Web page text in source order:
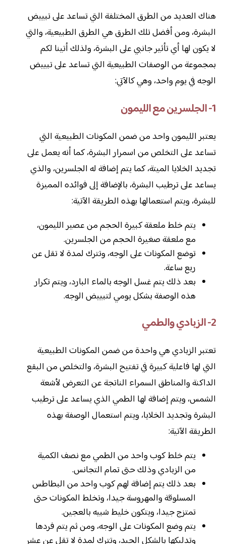
هناك العديد من الطرق المختلفة التي تساعد على تبييض
البشرة، ومن أفضل تلك الطرق هي الطرق الطبيعية، والتي
لا يكون لها أي تأثير جانبي على البشرة، ولذلك أتينا لكم
بمجموعة من الوصفات الطبيعية التي تساعد على تبييض
الوجه في يوم واحد، وهي كالآتي:
1- الجلسرين مع الليمون
يعتبر الليمون واحد من ضمن المكونات الطبيعية التي
تساعد على التخلص من اسمرار البشرة، كما أنه يعمل على
تجديد الخلايا الميتة، كما يتم إضافة له الجلسرين، والذي
يساعد على ترطيب البشرة، بالإضافة إلى فوائده المميزة
للبشرة، ويتم استعمالها بهذه الطريقة الآتية:
يتم خلط ملعقة كبيرة الحجم من عصير الليمون،
مع ملعقة صغيرة الحجم من الجلسرين.
توضع المكونات على الوجه، وتترك لمدة لا تقل عن
ربع ساعة.
بعد ذلك يتم غسل الوجه بالماء البارد، ويتم تكرار
هذه الوصفة بشكل يومي لتبييض الوجه.
2- الزبادي والطمي
تعتبر الزبادي هي واحدة من ضمن المكونات الطبيعية
التي لها فاعلية كبيرة في تفتيح البشرة، والتخلص من البقع
الداكنة والمناطق السمراء الناتجة عن التعرض لأشعة
الشمس، ويتم إضافة لها الطمي الذي يساعد على ترطيب
البشرة وتجديد الخلايا، ويتم استعمال الوصفة بهذه
الطريقة الآتية:
يتم خلط كوب واحد من الطمي مع نصف الكمية
من الزبادي وذلك حتى تمام التجانس.
بعد ذلك يتم إضافة لهم كوب واحد من البطاطس
المسلوقة والمهروسة جيدا، وتخلط المكونات حتى
تمتزج جيدا، ويتكون خليط شبيه بالعجين.
يتم وضع المكونات على الوجه، ومن ثم يتم فردها
وتدليكها بالشكل الجيد، وتترك لمدة لا تقل عن عشر